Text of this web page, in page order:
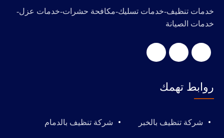
خدمات تنظيف-خدمات تسليك-مكافحة حشرات-خدمات عزل-
خدمات الصيانة
روابط تهمك
شركة تنظيف بالخبر شركة تنظيف بالدمام